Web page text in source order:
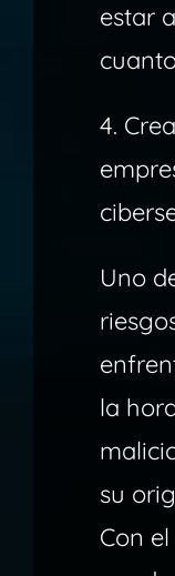
estar
4.
Uno
la
su
Con